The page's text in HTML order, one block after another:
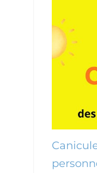
Canicule :
personnes